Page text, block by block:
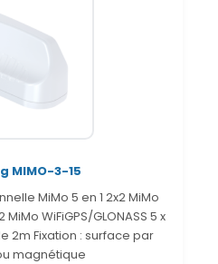
MIMO-3-15
MiMo 5 en 1 2x2 MiMo
WiFiGPS/GLONASS 5 x
2m Fixation : surface par
magnétique